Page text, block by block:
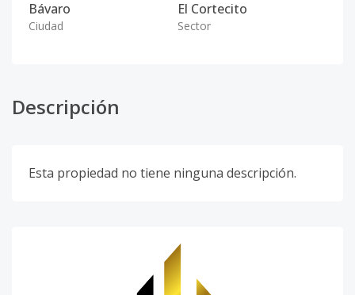
Bávaro
Ciudad
El Cortecito
Sector
Descripción
Esta propiedad no tiene ninguna descripción.